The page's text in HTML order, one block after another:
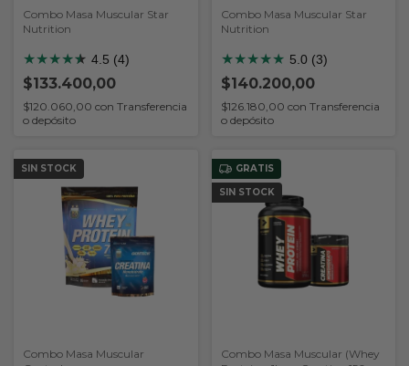
Combo Masa Muscular Star
Nutrition
★★★★★
★ 4.5 (4)
$133.400,00
$120.060,00 con Transferencia
o depósito
Combo Masa Muscular Star
Nutrition
★★★★★ 5.0 (3)
$140.200,00
$126.180,00 con Transferencia
o depósito
SIN STOCK
Combo Masa Muscular
GRATIS
SIN STOCK
Combo Masa Muscular (Whey